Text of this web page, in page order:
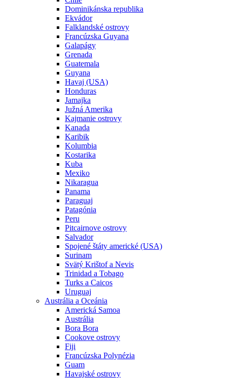
Dominikánska republika
Ekvádor
Falklandské ostrovy
Francúzska Guyana
Galapágy
Grenada
Guatemala
Guyana
Havaj (USA)
Honduras
Jamajka
Južná Amerika
Kajmanie ostrovy
Kanada
Karibik
Kolumbia
Kostarika
Kuba
Mexiko
Nikaragua
Panama
Paraguaj
Patagónia
Peru
Pitcairnove ostrovy
Salvador
Spojené štáty americké (USA)
Surinam
Svätý Krištof a Nevis
Trinidad a Tobago
Turks a Caicos
Uruguaj
Austrália a Oceánia
Americká Samoa
Austrália
Bora Bora
Cookove ostrovy
Fiji
Francúzska Polynézia
Guam
Havajské ostrovy